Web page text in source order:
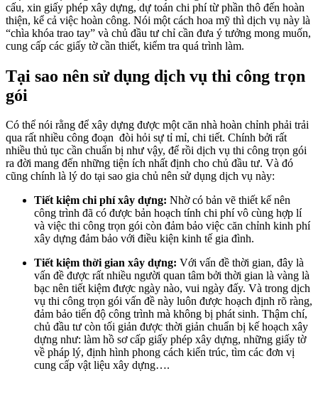
cấu, xin giấy phép xây dựng, dự toán chi phí từ phần thô đến hoàn
thiện, kể cả việc hoàn công. Nói một cách hoa mỹ thì dịch vụ này là
“chìa khóa trao tay” và chủ đầu tư chỉ cần đưa ý tưởng mong muốn,
cung cấp các giấy tờ cần thiết, kiểm tra quá trình làm.
Tại sao nên sử dụng dịch vụ thi công trọn
gói
Có thể nói rằng để xây dựng được một căn nhà hoàn chỉnh phải trải
qua rất nhiều công đoạn đòi hỏi sự tỉ mỉ, chi tiết. Chính bởi rất
nhiều thủ tục cần chuẩn bị như vậy, để rồi dịch vụ thi công trọn gói
ra đời mang đến những tiện ích nhất định cho chủ đầu tư. Và đó
cũng chính là lý do tại sao gia chủ nên sử dụng dịch vụ này:
Tiết kiệm chi phí xây dựng: Nhờ có bản vẽ thiết kế nên
công trình đã có được bản hoạch tính chi phí vô cùng hợp lí
và việc thi công trọn gói còn đảm bảo việc căn chỉnh kinh phí
xây dựng đảm bảo với điều kiện kinh tế gia đình.
Tiết kiệm thời gian xây dựng: Với vấn đề thời gian, đây là
vấn đề được rất nhiều người quan tâm bởi thời gian là vàng là
bạc nên tiết kiệm được ngày nào, vui ngày đấy. Và trong dịch
vụ thi công trọn gói vấn đề này luôn được hoạch định rõ ràng,
đảm bảo tiến độ công trình mà không bị phát sinh. Thậm chí,
chủ đầu tư còn tối giản được thời giản chuẩn bị kế hoạch xây
dựng như: làm hồ sơ cấp giấy phép xây dựng, những giấy tờ
về pháp lý, định hình phong cách kiến trúc, tìm các đơn vị
cung cấp vật liệu xây dựng….